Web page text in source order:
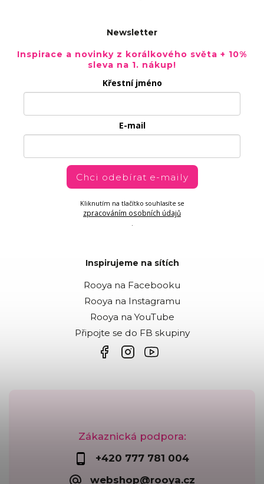
Zákaznická podpora:
+420 777 781 004
webshop@rooya.cz
Newsletter
Inspirace a novinky z korálkového světa + 10%
sleva na 1. nákup!
Křestní jméno
E-mail
Chci odebírat e-maily
Kliknutím na tlačítko souhlasíte se
zpracováním osobních údajů
.
Inspirujeme na sítích
Rooya na Facebooku
Rooya na Instagramu
Rooya na YouTube
Připojte se do FB skupiny